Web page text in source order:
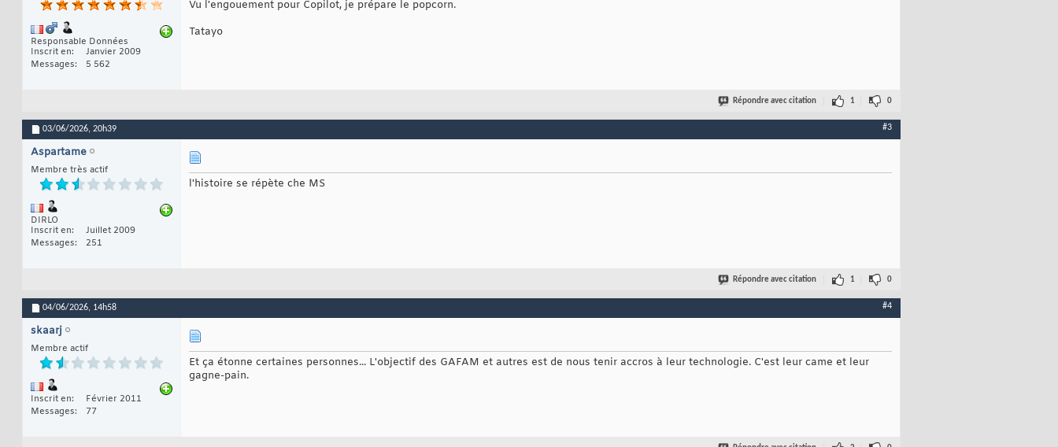
Responsable Données
Inscrit en
Janvier 2009
Messages
5 562
Vu l'engouement pour Copilot, je prépare le popcorn.
Tatayo
Répondre avec citation 1 0
03/06/2026, 20h39 #3
Aspartame
Membre très actif
DIRLO
Inscrit en
Juillet 2009
Messages
251
l'histoire se répète che MS
Répondre avec citation 1 0
04/06/2026, 14h58 #4
skaarj
Membre actif
Inscrit en
Février 2011
Messages
77
Et ça étonne certaines personnes... L'objectif des GAFAM et autres est de nous tenir accros à leur technologie. C'est leur came et leur
gagne-pain.